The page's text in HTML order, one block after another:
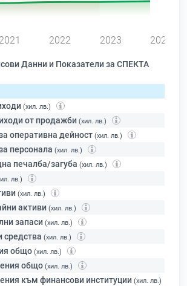
2021 2022 2023 2024
Данни и Показатели за СПЕКТА
(хил. лв.)
от продажби (хил. лв.)
оперативна дейност (хил. лв.)
персонала (хил. лв.)
печалба/загуба (хил. лв.)
лв.)
(хил. лв.)
активи (хил. лв.)
запаси (хил. лв.)
средства (хил. лв.)
общо (хил. лв.)
общо (хил. лв.)
към финансови институции (хил. лв.)